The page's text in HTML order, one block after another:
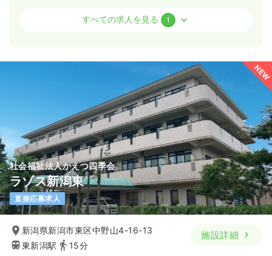
正・准看護師
残業月5時間 月給40万円以上可
気になる 詳細を見る
すべての求人を見る 1
NEW
社会福祉法人かえつ四季会
ラゾス新潟東
直接応募求人
新潟県新潟市東区中野山4-16-13
東新潟駅
15分
施設詳細